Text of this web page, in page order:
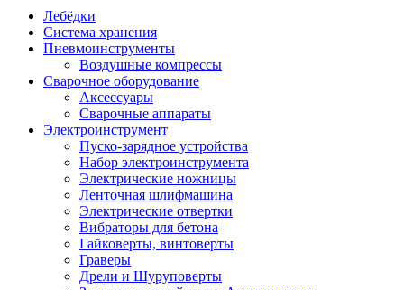
Лебёдки
Система хранения
Пневмоинструменты
Воздушные компрессы
Сварочное оборудование
Аксессуары
Сварочные аппараты
Электроинструмент
Пуско-зарядное устройства
Набор электроинструмента
Электрические ножницы
Ленточная шлифмашина
Электрические отвертки
Вибраторы для бетона
Гайковерты, винтоверты
Граверы
Дрели и Шуруповерты